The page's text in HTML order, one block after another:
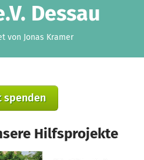
Dessau
von Jonas Kramer
spenden
Hilfsprojekte